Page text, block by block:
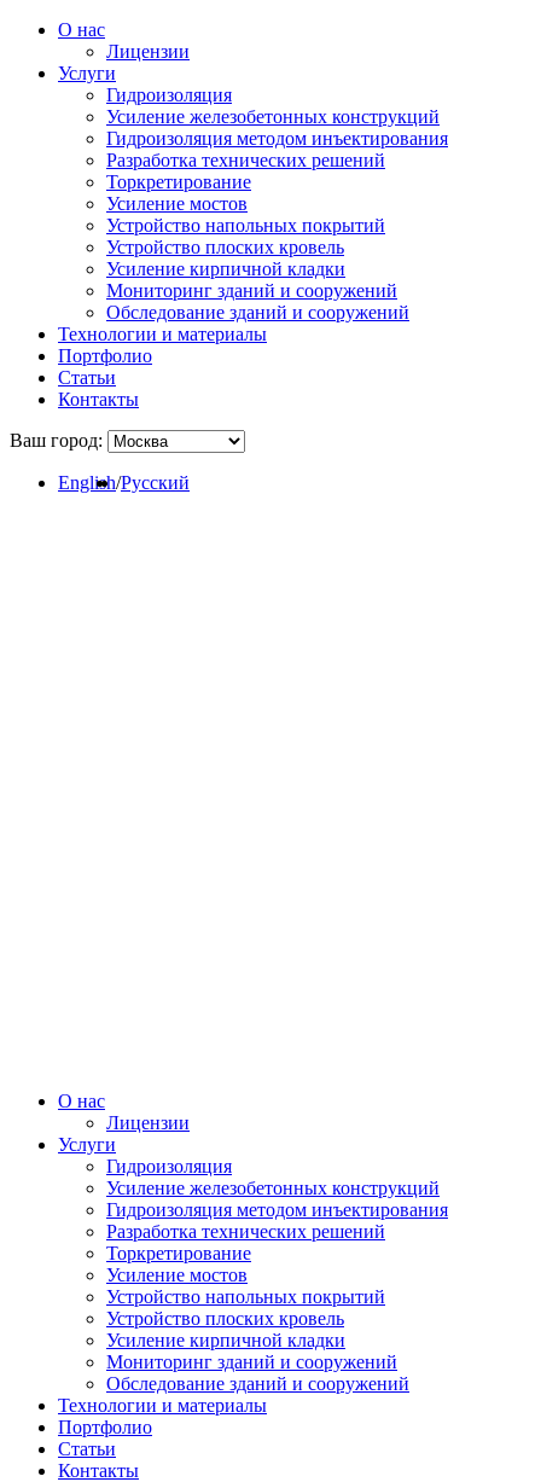
О нас
Лицензии
Услуги
Гидроизоляция
Усиление железобетонных конструкций
Гидроизоляция методом инъектирования
Разработка технических решений
Торкретирование
Усиление мостов
Устройство напольных покрытий
Устройство плоских кровель
Усиление кирпичной кладки
Мониторинг зданий и сооружений
Обследование зданий и сооружений
Технологии и материалы
Портфолио
Статьи
Контакты
Ваш город:
English/Русский
О нас
Лицензии
Услуги
Гидроизоляция
Усиление железобетонных конструкций
Гидроизоляция методом инъектирования
Разработка технических решений
Торкретирование
Усиление мостов
Устройство напольных покрытий
Устройство плоских кровель
Усиление кирпичной кладки
Мониторинг зданий и сооружений
Обследование зданий и сооружений
Технологии и материалы
Портфолио
Статьи
Контакты